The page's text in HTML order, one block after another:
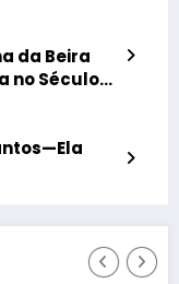
da Beira
no Século